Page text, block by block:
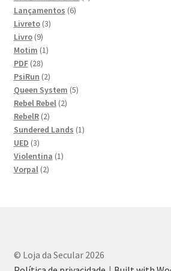
Lançamentos 66
Livreto 33
Livro 99
produtos
Motim 11
PDF 2828
produtos
PsiRun 22
produtos
Queen System 55
Rebel Rebel 22
RebelR 22
produtos
Sundered Lands 11
UED 33
produtos
Violentina 11
Vorpal 22
© Loja da Secular 2026